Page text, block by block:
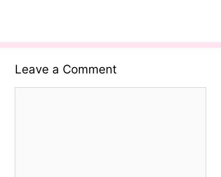
Leave a Comment